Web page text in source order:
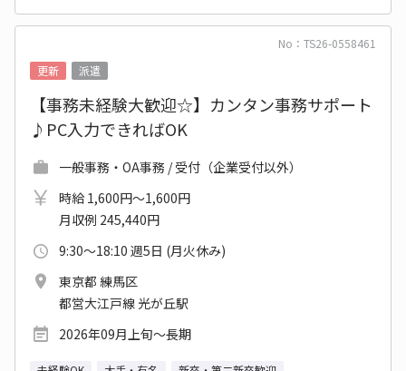
No：TS26-0558461
更新
派遣
【事務未経験大歓迎☆】カンタン事務サポート
♪PC入力できればOK
一般事務・OA事務 / 受付（企業受付以外）
時給 1,600円～1,600円
月収例 245,440円
9:30～18:10 週5日 (月火休み)
東京都 練馬区
都営大江戸線 光が丘駅
2026年09月上旬～長期